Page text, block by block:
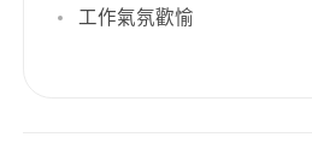
工作氣氛歡愉